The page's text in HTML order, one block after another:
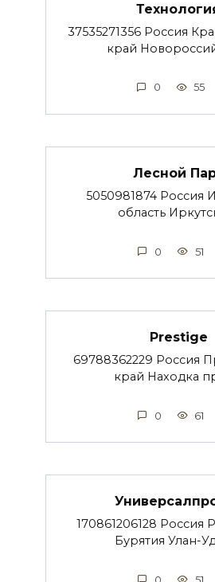
37535271356 Россия
край
0 55
Лесной
5050981874 Россия
область
0 51
Prestige
69788362229 Россия
край Находка
0 61
170861206128 Россия
Бурятия Улан-